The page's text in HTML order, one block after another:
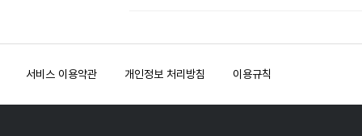
서비스 이용약관 개인정보 처리방침 이용규칙